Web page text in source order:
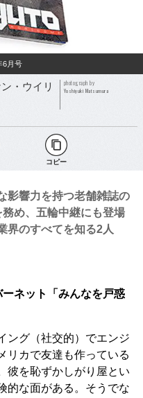
6月号
・ウイリ
photograph by
Yoshiyuki Matsumura
コピー
影響力を持つ老舗雑誌の
め、五輪中継にも登場
界のすべてを知る2人
ネット「みんなを戸惑
ング（社交的）でエンジ
リカで友達も作っている
彼を恥ずかしがり屋とい
的な面がある。そうでな